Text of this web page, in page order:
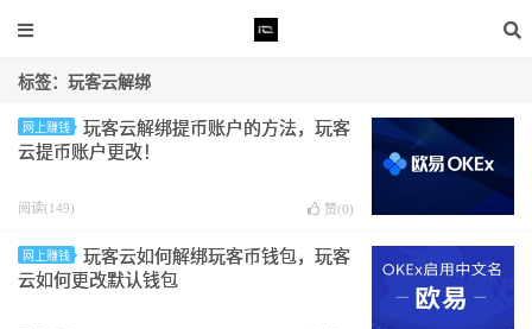
标签：玩客云解绑
网上赚钱
玩客云解绑提币账户的方法，玩客
云提币账户更改！
阅读(149) 赞(0)
网上赚钱
玩客云如何解绑玩客币钱包，玩客
云如何更改默认钱包